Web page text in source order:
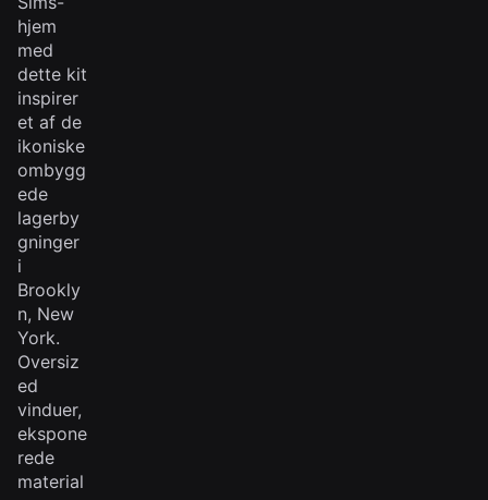
hjem
med
dette kit
inspirer
et af de
ikoniske
ombygg
ede
lagerby
gninger
i
Brookly
n, New
York.
Oversiz
ed
vinduer,
ekspone
rede
material